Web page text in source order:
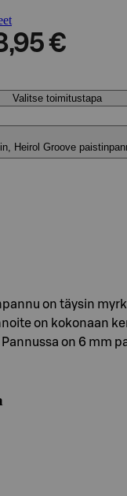
€
Valitse toimitustapa
Heirol Groove
on täysin
on kokonaan
on 6 mm